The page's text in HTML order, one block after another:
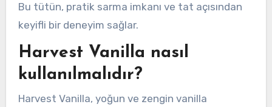
Bu tütün, pratik sarma imkanı ve tat açısından
keyifli bir deneyim sağlar.
Harvest Vanilla nasıl
kullanılmalıdır?
Harvest Vanilla, yoğun ve zengin vanilla